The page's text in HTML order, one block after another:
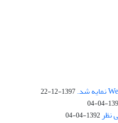
1397-12-22
1392-
نظر 1392-04-04